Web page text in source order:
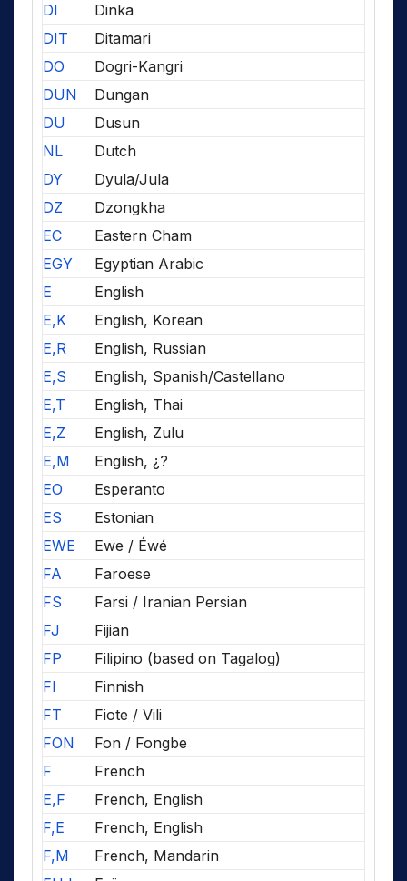
DI
Dinka
DIT
Ditamari
DO
Dogri-Kangri
DUN
Dungan
DU
Dusun
NL
Dutch
DY
Dyula/Jula
DZ
Dzongkha
EC
Eastern Cham
EGY
Egyptian Arabic
E
English
E,K
English, Korean
E,R
English, Russian
E,S
English, Spanish/Castellano
E,T
English, Thai
E,Z
English, Zulu
E,M
English, ¿?
EO
Esperanto
ES
Estonian
EWE
Ewe / Éwé
FA
Faroese
FS
Farsi / Iranian Persian
FJ
Fijian
FP
Filipino (based on Tagalog)
FI
Finnish
FT
Fiote / Vili
FON
Fon / Fongbe
F
French
E,F
French, English
F,E
French, English
F,M
French, Mandarin